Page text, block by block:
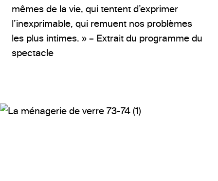
mêmes de la vie, qui tentent d’exprimer
l’inexprimable, qui remuent nos problèmes
les plus intimes. » – Extrait du programme du
spectacle